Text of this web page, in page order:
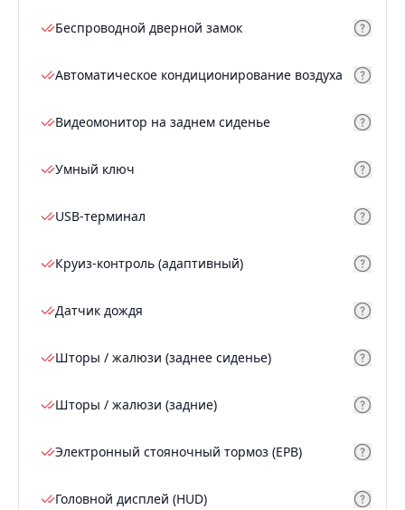
Беспроводной дверной замок
Автоматическое кондиционирование воздуха
Видеомонитор на заднем сиденье
Умный ключ
USB-терминал
Круиз-контроль (адаптивный)
Датчик дождя
Шторы / жалюзи (заднее сиденье)
Шторы / жалюзи (задние)
Электронный стояночный тормоз (EPB)
Головной дисплей (HUD)